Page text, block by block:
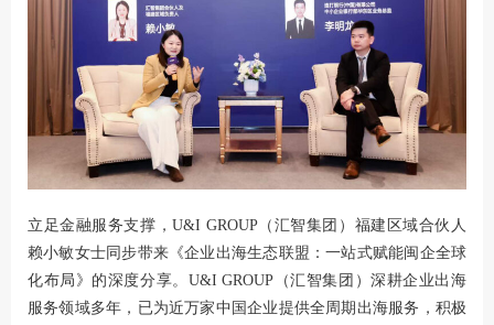
立足金融服务支撑，U&I GROUP（汇智集团） 福建区域合伙人
赖小敏女士同步带来《企业出海生态联盟：一站式赋能闽企全球
化布局》的深度分享。 U&I GROUP（汇智集团）深耕企业出海
服务领域多年，已为近万家中国企业提供全周期出海服务，积极